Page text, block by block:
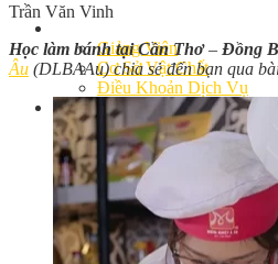
Giảng Viên
Cơ Sở Vật Chất
Điều Khoản Dịch Vụ
Học Làm Bánh
Nghiệp vụ Bếp Trưởng
Nghiệp Vụ Bếp Bánh
Nghiệp Vụ Quản Lý Bếp
Khóa Học Bánh Mì Nâng
Nghiệp Vụ Bánh Kem
Khóa Học Làm Bánh Việt
Khóa Học Làm Bánh
Trần Văn Vinh
Học làm bánh tại Cần Thơ– Đồng
Âu (DLBAAu) chia sẻ đến bạn qua